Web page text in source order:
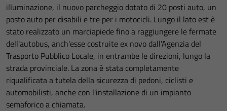
illuminazione, il nuovo parcheggio dotato di 20 posti auto, un
posto auto per disabili e tre per i motocicli. Lungo il lato est è
stato realizzato un marciapiede fino a raggiungere le fermate
dell'autobus, anch'esse costruite ex novo dall'Agenzia del
Trasporto Pubblico Locale, in entrambe le direzioni, lungo la
strada provinciale. La zona è stata completamente
riqualificata a tutela della sicurezza di pedoni, ciclisti e
automobilisti, anche con l'installazione di un impianto
semaforico a chiamata.